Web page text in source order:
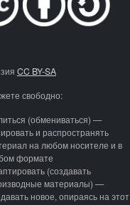
CC BY-SA
свободно:
(обмениваться) —
и распространять
на любом носителе и в
формате
(создавать
материалы) —
новое, опираясь на этот